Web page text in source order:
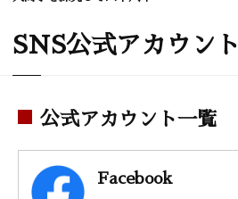
SNS公式アカウント
公式アカウント一覧
Facebook